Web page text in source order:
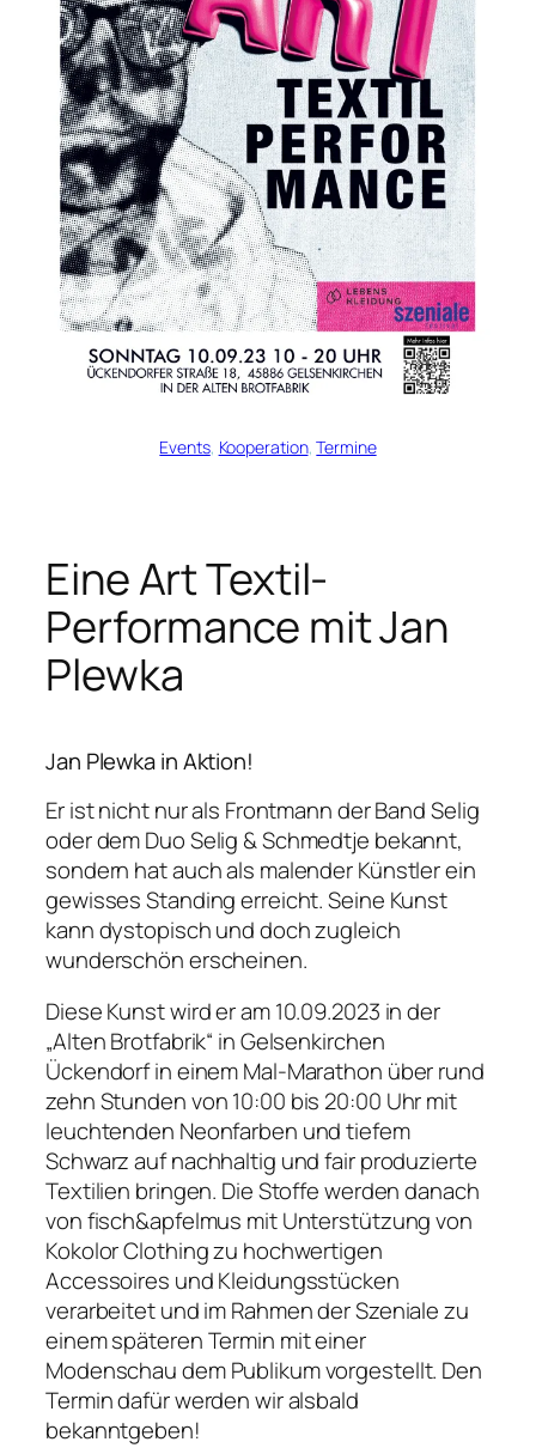
Events, Kooperation, Termine
Eine Art Textil-
Performance mit Jan
Plewka
Jan Plewka in Aktion!
Er ist nicht nur als Frontmann der Band Selig
oder dem Duo Selig & Schmedtje bekannt,
sondern hat auch als malender Künstler ein
gewisses Standing erreicht. Seine Kunst
kann dystopisch und doch zugleich
wunderschön erscheinen.
Diese Kunst wird er am 10.09.2023 in der
„Alten Brotfabrik“ in Gelsenkirchen
Ückendorf in einem Mal-Marathon über rund
zehn Stunden von 10:00 bis 20:00 Uhr mit
leuchtenden Neonfarben und tiefem
Schwarz auf nachhaltig und fair produzierte
Textilien bringen. Die Stoffe werden danach
von fisch&apfelmus mit Unterstützung von
Kokolor Clothing zu hochwertigen
Accessoires und Kleidungsstücken
verarbeitet und im Rahmen der Szeniale zu
einem späteren Termin mit einer
Modenschau dem Publikum vorgestellt. Den
Termin dafür werden wir alsbald
bekanntgeben!